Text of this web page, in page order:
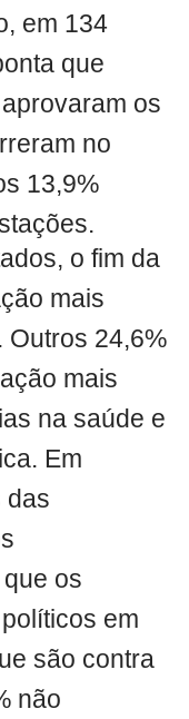
em 134
que
os
no
13,9%
o fim da
mais
Outros 24,6%
mais
na saúde e
Em
das
os
em
são contra
não